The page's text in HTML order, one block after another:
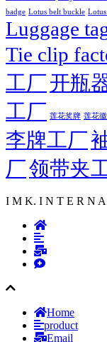
badge Lotus belt buckle
Luggage
Tie clip
工厂开瓶
工厂 莲花奖牌 莲花
李牌工厂
厂领带夹
I M K. I N T E R N
Home
product
Email